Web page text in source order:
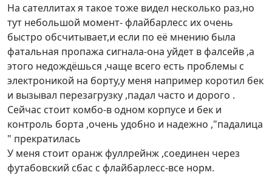
На сателлитах я такое тоже видел несколько раз,но
тут небольшой момент- флайбарлесс их очень
быстро обсчитывает,и если по её мнению была
фатальная пропажа сигнала-она уйдет в фалсейв ,а
этого недождёшься ,чаще всего есть проблемы с
электроникой на борту,у меня например коротил бек
и вызывал перезагрузку ,падал часто и дорого .
Сейчас стоит комбо-в одном корпусе и бек и
контроль борта ,очень удобно и надежно ,"падалица
" прекратилась
У меня стоит оранж фуллрейнж ,соединен через
футабовский сбас с флайбарлесс-все норм.